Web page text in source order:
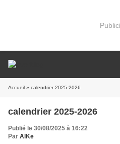
Accueil » calendrier 2025-2026
calendrier 2025-2026
Publié le 30/08/2025 à 16:22
Par AlKe